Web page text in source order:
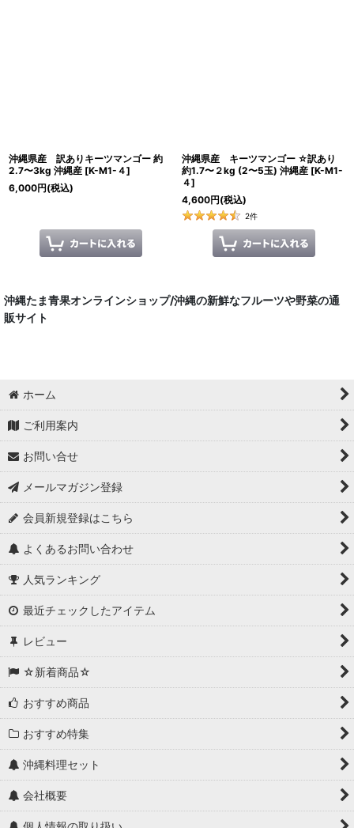
沖縄県産 訳ありキーツマンゴー 約
2.7〜3kg 沖縄産 [K-M1-４]
6,000円(税込)
沖縄県産 キーツマンゴー ☆訳あり
約1.7〜２kg (2〜5玉) 沖縄産 [K-M1-
４]
4,600円(税込)
2件
沖縄たま青果オンラインショップ/沖縄の新鮮なフルーツや野菜の通
販サイト
ホーム
ご利用案内
お問い合せ
メールマガジン登録
会員新規登録はこちら
よくあるお問い合わせ
人気ランキング
最近チェックしたアイテム
レビュー
☆新着商品☆
おすすめ商品
おすすめ特集
沖縄料理セット
会社概要